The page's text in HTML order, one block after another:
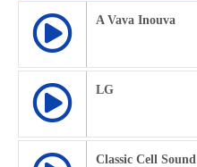
A Vava Inouva
LG
Classic Cell Sound